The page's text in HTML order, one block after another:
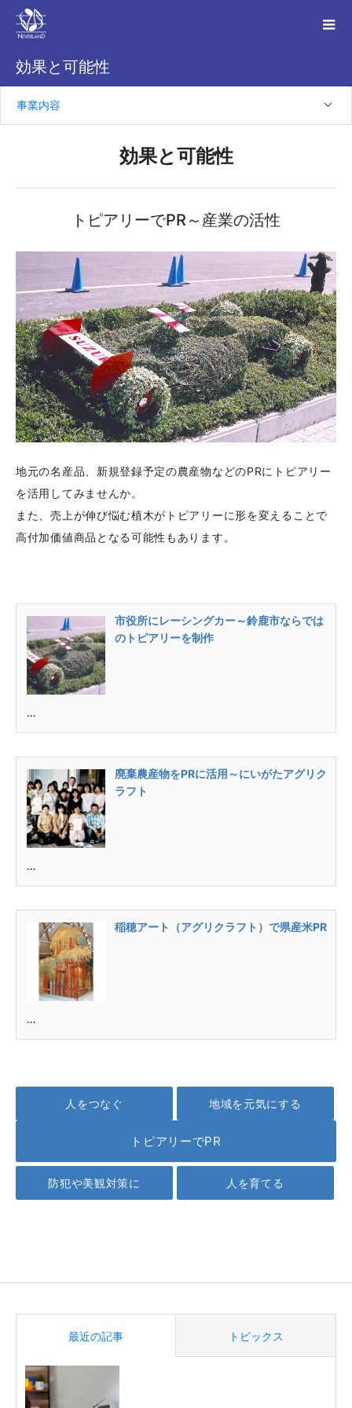
効果と可能性
事業内容
効果と可能性
トピアリーでPR～産業の活性
地元の名産品、新規登録予定の農産物などのPRにトピアリー
を活用してみませんか。
また、売上が伸び悩む植木がトピアリーに形を変えることで
高付加価値商品となる可能性もあります。
市役所にレーシングカー～鈴鹿市ならでは
のトピアリーを制作
…
廃棄農産物をPRに活用～にいがたアグリク
ラフト
…
稲穂アート（アグリクラフト）で県産米PR
…
人をつなぐ 地域を元気にする
トピアリーでPR
防犯や美観対策に 人を育てる
最近の記事 トピックス